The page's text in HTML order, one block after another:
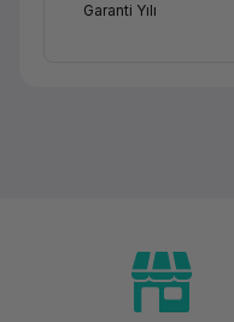
Garanti Yılı